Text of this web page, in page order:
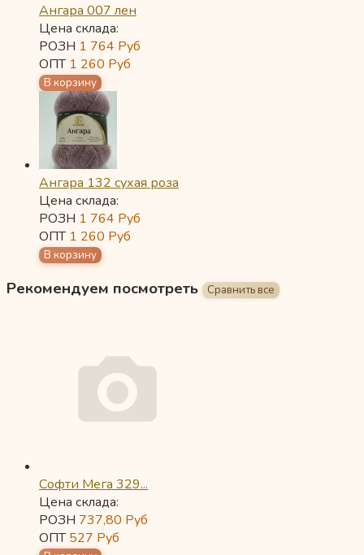
Ангара 007 лен
Цена склада:
РОЗН 1 764 Руб
ОПТ 1 260 Руб
Ангара 132 сухая роза
Цена склада:
РОЗН 1 764 Руб
ОПТ 1 260 Руб
Рекомендуем посмотреть
Софти Мега 329...
Цена склада:
РОЗН 737,80 Руб
ОПТ527 Руб